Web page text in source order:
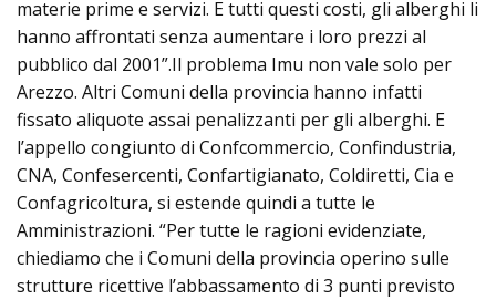
materie prime e servizi. E tutti questi costi, gli alberghi li
hanno affrontati senza aumentare i loro prezzi al
pubblico dal 2001”.Il problema Imu non vale solo per
Arezzo. Altri Comuni della provincia hanno infatti
fissato aliquote assai penalizzanti per gli alberghi. E
l’appello congiunto di Confcommercio, Confindustria,
CNA, Confesercenti, Confartigianato, Coldiretti, Cia e
Confagricoltura, si estende quindi a tutte le
Amministrazioni. “Per tutte le ragioni evidenziate,
chiediamo che i Comuni della provincia operino sulle
strutture ricettive l’abbassamento di 3 punti previsto